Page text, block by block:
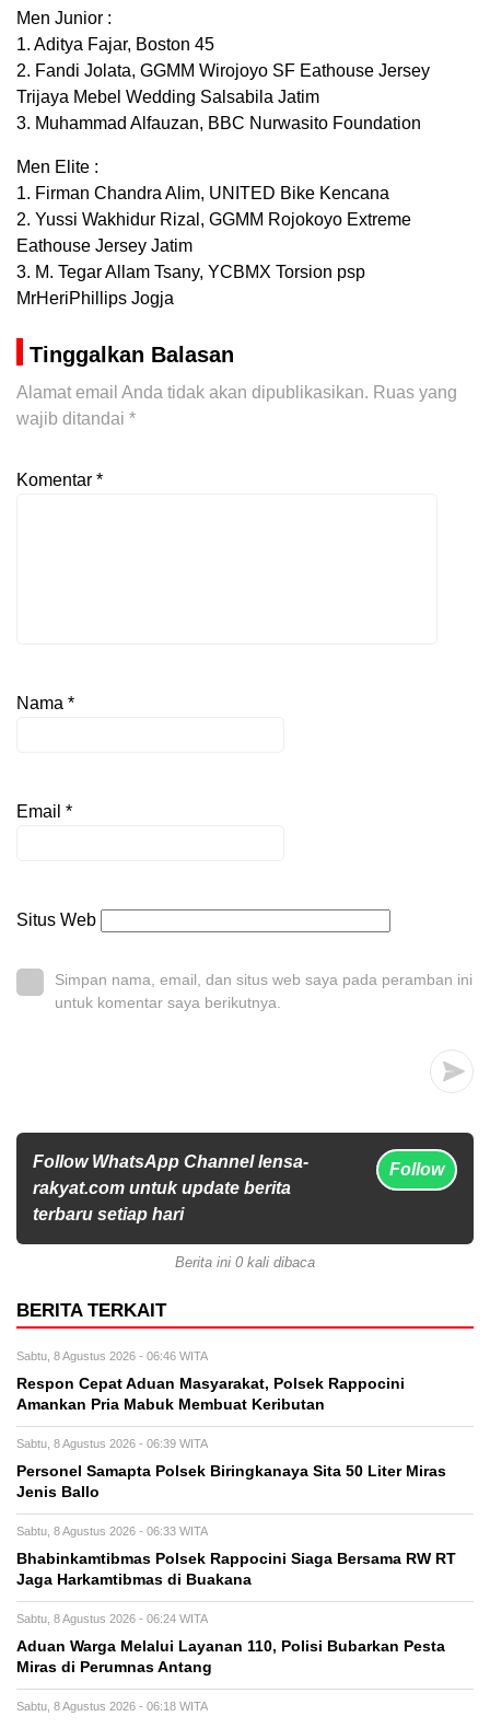
Men Junior :
1. Aditya Fajar, Boston 45
2. Fandi Jolata, GGMM Wirojoyo SF Eathouse Jersey
Trijaya Mebel Wedding Salsabila Jatim
3. Muhammad Alfauzan, BBC Nurwasito Foundation
Men Elite :
1. Firman Chandra Alim, UNITED Bike Kencana
2. Yussi Wakhidur Rizal, GGMM Rojokoyo Extreme
Eathouse Jersey Jatim
3. M. Tegar Allam Tsany, YCBMX Torsion psp
MrHeriPhillips Jogja
Tinggalkan Balasan
Alamat email Anda tidak akan dipublikasikan. Ruas yang
wajib ditandai *
Komentar *
Nama *
Email *
Situs Web
Simpan nama, email, dan situs web saya pada peramban ini
untuk komentar saya berikutnya.
Follow WhatsApp Channel lensa-
rakyat.com untuk update berita
terbaru setiap hari
Follow
Berita ini 0 kali dibaca
BERITA TERKAIT
Sabtu, 8 Agustus 2026 - 06:46 WITA
Respon Cepat Aduan Masyarakat, Polsek Rappocini
Amankan Pria Mabuk Membuat Keributan
Sabtu, 8 Agustus 2026 - 06:39 WITA
Personel Samapta Polsek Biringkanaya Sita 50 Liter Miras
Jenis Ballo
Sabtu, 8 Agustus 2026 - 06:33 WITA
Bhabinkamtibmas Polsek Rappocini Siaga Bersama RW RT
Jaga Harkamtibmas di Buakana
Sabtu, 8 Agustus 2026 - 06:24 WITA
Aduan Warga Melalui Layanan 110, Polisi Bubarkan Pesta
Miras di Perumnas Antang
Sabtu, 8 Agustus 2026 - 06:18 WITA